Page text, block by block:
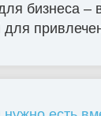
бизнеса –